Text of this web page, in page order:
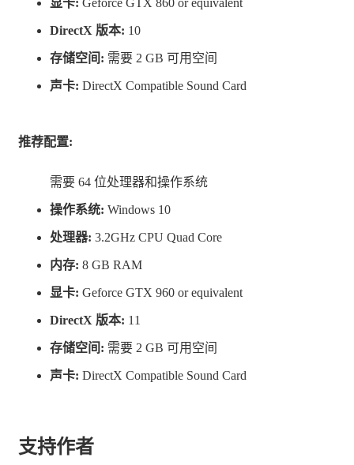
显卡: Geforce GTX 860 or equivalent
DirectX 版本: 10
存储空间: 需要 2 GB 可用空间
声卡: DirectX Compatible Sound Card
推荐配置:
需要 64 位处理器和操作系统
操作系统: Windows 10
处理器: 3.2GHz CPU Quad Core
内存: 8 GB RAM
显卡: Geforce GTX 960 or equivalent
DirectX 版本: 11
存储空间: 需要 2 GB 可用空间
声卡: DirectX Compatible Sound Card
支持作者